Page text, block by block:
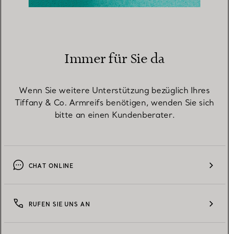
Immer für Sie da
Wenn Sie weitere Unterstützung bezüglich Ihres
Tiffany & Co. Armreifs benötigen, wenden Sie sich
bitte an einen Kundenberater.
CHAT ONLINE
RUFEN SIE UNS AN